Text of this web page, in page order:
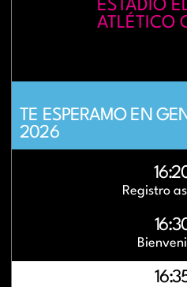
ESTADIO
ATLÉTICO
TE ESPERAMO EN
2026
Registro